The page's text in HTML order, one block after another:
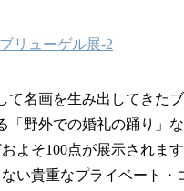
て名画を生み出してきた
「野外での婚礼の踊り」
よそ100点が展示されま
い貴重なプライベート